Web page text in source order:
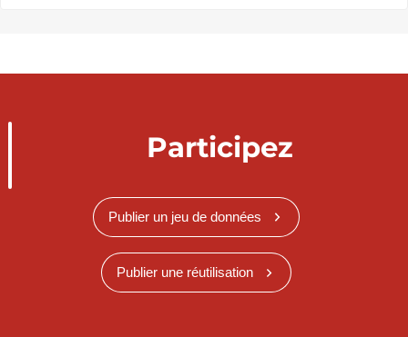
Participez
Publier un jeu de données
Publier une réutilisation